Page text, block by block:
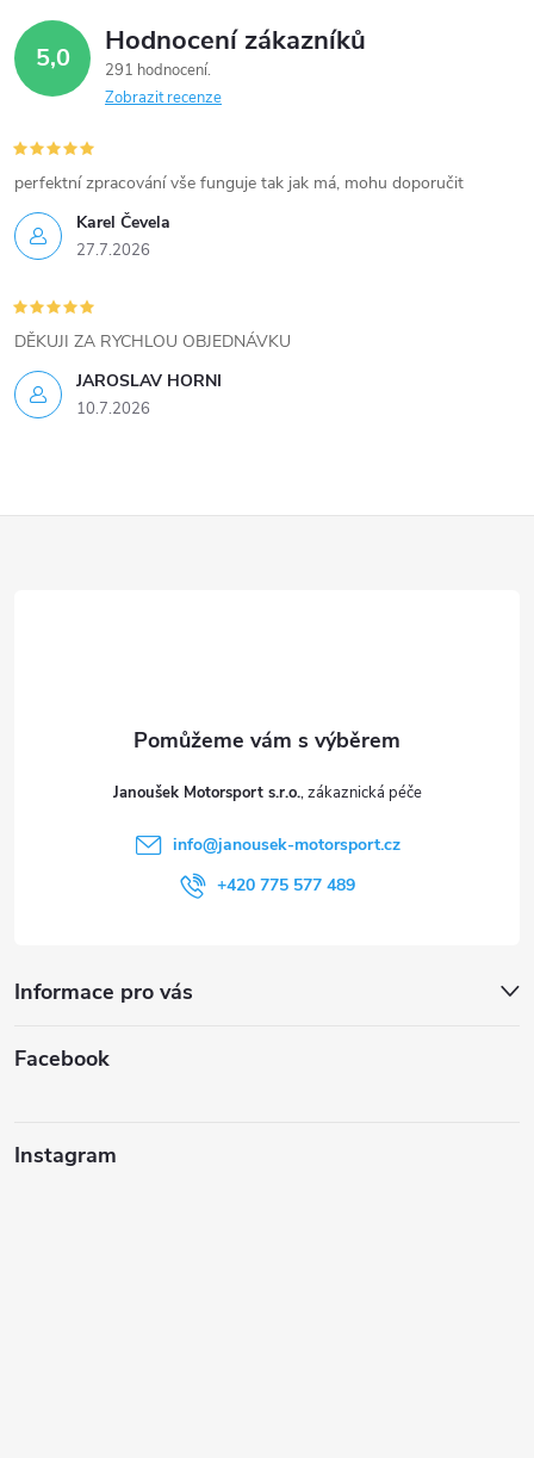
v
k
v
ý
p
i
s
u
5,0 Hodnocení zákazníků
291 hodnocení
Zobrazit recenze
Karel Čevela
27.7.2026
perfektní zpracování vše funguje tak jak má, mohu doporučit
JAROSLAV HORNI
10.7.2026
DĚKUJI ZA RYCHLOU OBJEDNÁVKU
Janoušek Motorsport s.r.o.
info@janousek-motorsport.cz
+420 775 577 489
Informace pro vás
Facebook
Instagram